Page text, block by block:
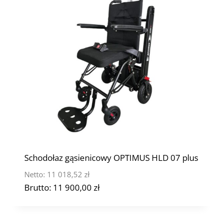
Schodołaz gąsienicowy OPTIMUS HLD 07 plus
Netto: 11 018,52 zł
Brutto: 11 900,00 zł